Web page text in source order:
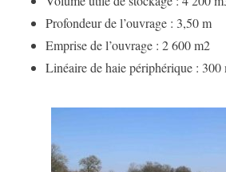
Profondeur de l’ouvrage : 3,50 m
Emprise de l’ouvrage : 2 600 m2
Linéaire de haie périphérique : 300